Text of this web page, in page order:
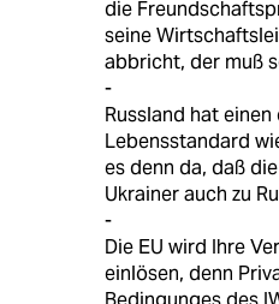
die
seine
abbricht, der muß
-
Russland hat
Lebensstandard
es denn da, daß
Ukrainer auch zu
-
Die EU wird Ihre
einlösen, denn